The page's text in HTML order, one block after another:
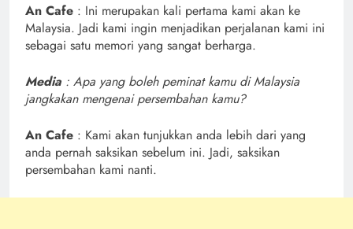
An Cafe : Ini merupakan kali pertama kami akan ke
Malaysia. Jadi kami ingin menjadikan perjalanan kami ini
sebagai satu memori yang sangat berharga.
Media : Apa yang boleh peminat kamu di Malaysia
jangkakan mengenai persembahan kamu?
An Cafe : Kami akan tunjukkan anda lebih dari yang
anda pernah saksikan sebelum ini. Jadi, saksikan
persembahan kami nanti.